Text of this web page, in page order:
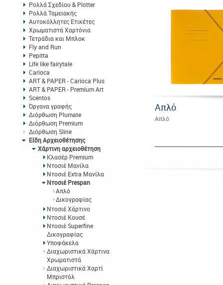
Ρολλά Σχεδίου & Plotter
Ρολλά Ταμειακής
Αυτοκόλλητες Ετικέτες
Χρωματιστά Χαρτόνια
Τετράδια και Μπλοκ
Fly and Run
Pepitta
Life like fairytale
Carioca
ART & PAPER - Carioca Plus
ART & PAPER - Premium Art
Scentos
Όργανα γραφής
Διόρθωση Plumate
Διόρθωση Premium
Διόρθωση Sline
Είδη Αρχειοθέτησης
Χάρτινη αρχειοθέτηση
Κλασέρ Premium
Nτοσιέ Μανίλα
Ντοσιέ Extra Μανίλα
Ντοσιέ Prespan
Απλό
Δικογραφίας
Ντοσιέ Χάρτινο
Ντοσιέ Κουσέ
Ντοσιέ Superfine
Δικογραφίας
Υποφάκελα
Διαχωριστικά Χάρτινα
Χρωματιστά
Διαχωριστικά Χαρτί
Μπριστόλ
Απλό
Απλό